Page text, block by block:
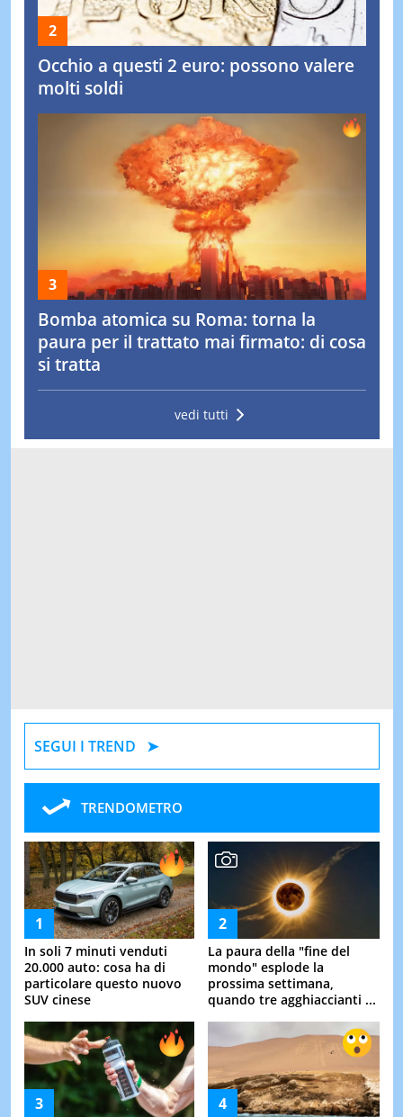
Occhio a questi 2 euro: possono valere
molti soldi
Bomba atomica su Roma: torna la
paura per il trattato mai firmato: di cosa
si tratta
vedi tutti
SEGUI I TREND
TRENDOMETRO
In soli 7 minuti venduti
20.000 auto: cosa ha di
particolare questo nuovo
SUV cinese
La paura della "fine del
mondo" esplode la
prossima settimana,
quando tre agghiaccianti ...